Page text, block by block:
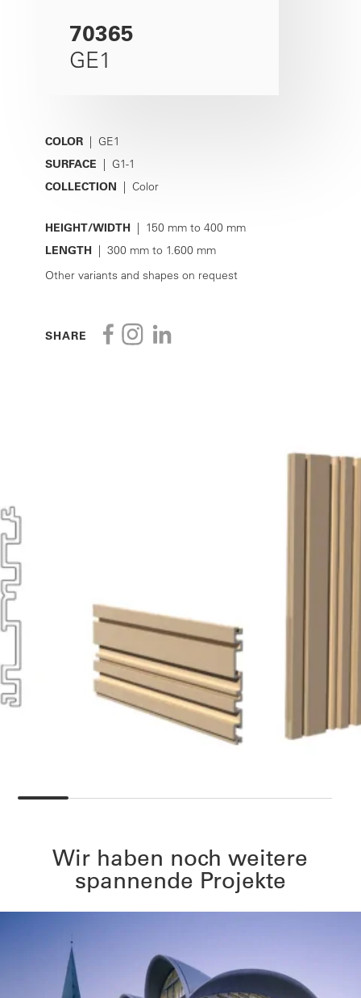
70365
GE1
COLOR | GE1
SURFACE | G1-1
COLLECTION | Color
HEIGHT/WIDTH | 150 mm to 400 mm
LENGTH | 300 mm to 1.600 mm
Other variants and shapes on request
SHARE
Wir haben noch weitere
spannende Projekte